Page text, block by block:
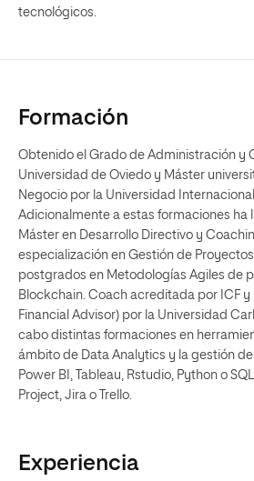
tecnológicos.
Formación
Obtenido el Grado de Administración y
Universidad de Oviedo y Máster
Negocio por la Universidad Internacional
Adicionalmente a estas formaciones ha
Máster en Desarrollo Directivo y
especialización en Gestión de
postgrados en Metodologías Agiles de
Blockchain. Coach acreditada por ICF y
Financial Advisor) por la Universidad
cabo distintas formaciones en
ámbito de Data Analytics y la gestión
Power BI, Tableau, Rstudio, Python o
Project, Jira o Trello.
Experiencia